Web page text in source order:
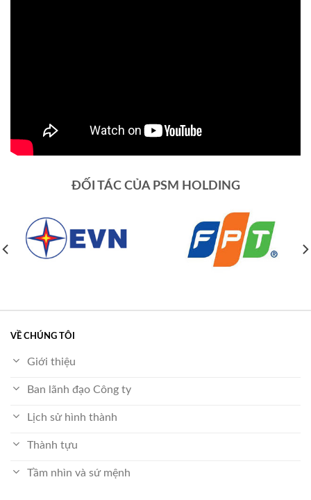
ĐỐI TÁC CỦA PSM HOLDING
VỀ CHÚNG TÔI
Giới thiệu
Ban lãnh đạo Công ty
Lịch sử hình thành
Thành tựu
Tầm nhìn và sứ mệnh